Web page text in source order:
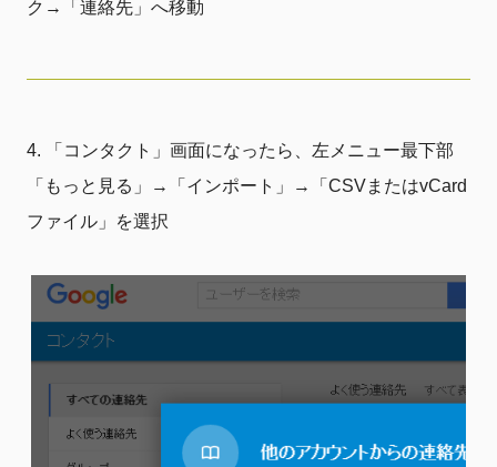
ク→「連絡先」へ移動
「コンタクト」画面になったら、左メニュー最下部
「もっと見る」→「インポート」→「CSVまたはvCard
ファイル」を選択